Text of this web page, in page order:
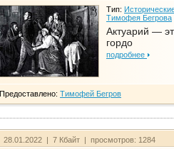
Тип:
Тимофея Бегрова
Актуарий —
гордо
подробнее
Предоставлено: Тимофей Бегров
28.01.2022 | 7 Кбайт | просмотров: 1284